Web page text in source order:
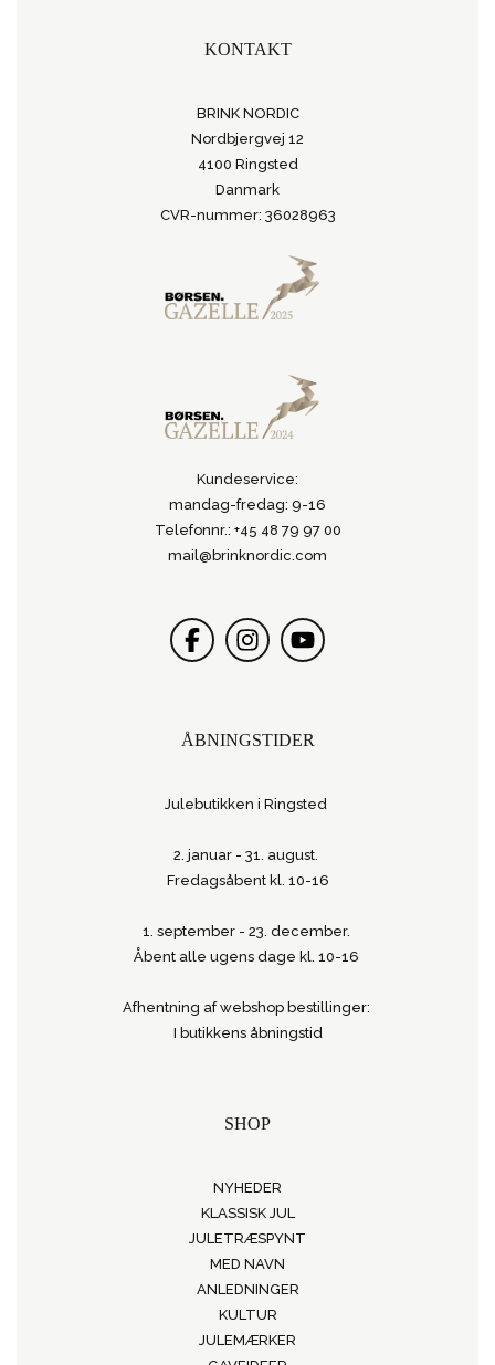
KONTAKT
BRINK NORDIC
Nordbjergvej 12
4100 Ringsted
Danmark
CVR-nummer: 36028963
Kundeservice:
mandag-fredag: 9-16
Telefonnr.: +45 48 79 97 00
mail@brinknordic.com
ÅBNINGSTIDER
Julebutikken i Ringsted
2. januar - 31. august.
Fredagsåbent kl. 10-16
1. september - 23. december.
Åbent alle ugens dage kl. 10-16
Afhentning af webshop bestillinger:
I butikkens åbningstid
SHOP
NYHEDER
KLASSISK JUL
JULETRÆSPYNT
MED NAVN
ANLEDNINGER
KULTUR
JULEMÆRKER